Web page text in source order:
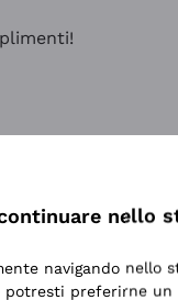
nello
navigando nello
potresti preferirne un